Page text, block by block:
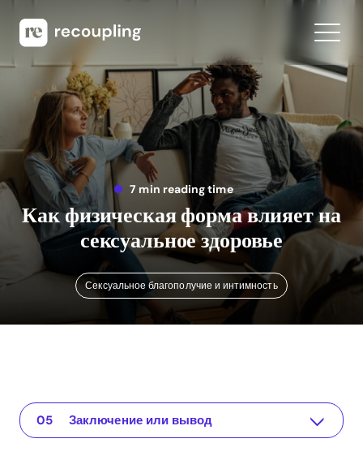
7 min reading time
Как физическая форма влияет на
сексуальное здоровье
Сексуальное благополучие и интимность
Как физическая подготовка улучшает сексуальное здоровье
The app for your relationship
Понимание проблемы
Практические решения или идеи
Заключение или вывод